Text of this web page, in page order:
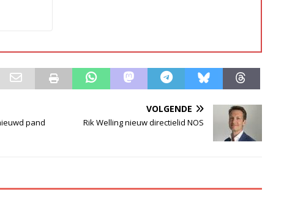
pand
VOLGENDE
Rik Welling nieuw directielid NOS